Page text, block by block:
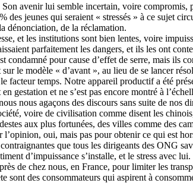
avenir lui semble incertain, voire
jeunes qui seraient « stressés » à ce sujet
dénonciation, de la réclamation.
et les institutions sont bien lentes, voire
parfaitement les dangers, et ils les ont
pour cause d’effet de serre, mais ils
le modèle « d’avant », au lieu de se lancer
temps. Notre appareil productif a été
gestation et ne s’est pas encore montré à
nous agaçons des discours sans suite de nos
voire de civilisation comme disent les
aux plus fortunées, des villes comme des
oui, mais pas pour obtenir ce qui est
que tous les dirigeants des ONG
d’impuissance s’installe, et le stress avec lui.
de chez nous, en France, pour limiter les
sont des consommateurs qui aspirent à